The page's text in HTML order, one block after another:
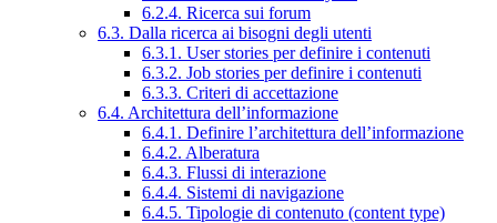
6.2.4. Ricerca sui forum
6.3. Dalla ricerca ai bisogni degli utenti
6.3.1. User stories per definire i contenuti
6.3.2. Job stories per definire i contenuti
6.3.3. Criteri di accettazione
6.4. Architettura dell’informazione
6.4.1. Definire l’architettura dell’informazione
6.4.2. Alberatura
6.4.3. Flussi di interazione
6.4.4. Sistemi di navigazione
6.4.5. Tipologie di contenuto (content type)